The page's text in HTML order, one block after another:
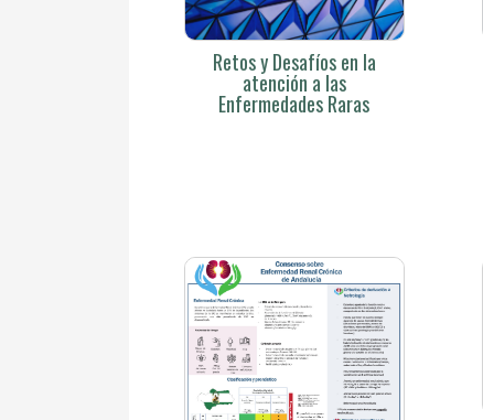
Retos y Desafíos en la
atención a las
Enfermedades Raras